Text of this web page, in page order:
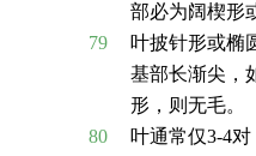
部必为阔楔形
79
叶披针形或椭
基部长渐尖，
形，则无毛。
80
叶通常仅3-4